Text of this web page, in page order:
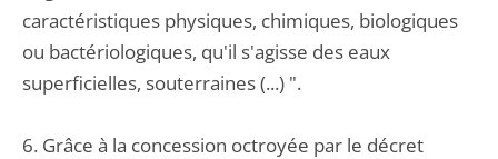
caractéristiques physiques, chimiques, biologiques
ou bactériologiques, qu'il s'agisse des eaux
superficielles, souterraines (...) ".
6. Grâce à la concession octroyée par le décret